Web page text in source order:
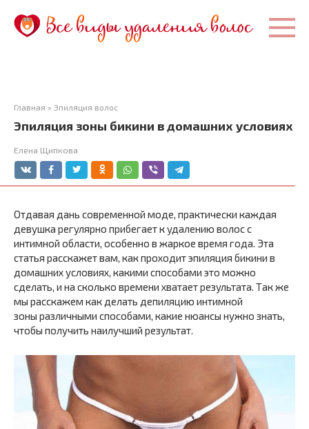
контенту
Главная » Эпиляция волос
Эпиляция зоны бикини в домашних условиях
Елена Щипкова
Отдавая дань современной моде, практически каждая
девушка регулярно прибегает к удалению волос с
интимной области, особенно в жаркое время года. Эта
статья расскажет вам, как проходит эпиляция бикини в
домашних условиях, какими способами это можно
сделать, и на сколько времени хватает результата. Так же
мы расскажем как делать депиляцию интимной
зоны различными способами, какие нюансы нужно знать,
чтобы получить наилучший результат.